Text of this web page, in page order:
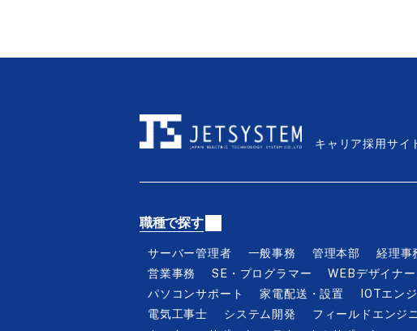
こだわり条件から探す
職種未経験歓迎
学歴不問
採用予定人数5名以上
障がい者積極採用
賞与年2回 夏期・冬期
キャリア採用サイ
職種で探す
サーバー管理者 一般事務 管理本部 経理事
営業事務
SE・プログラマー
WEBデザイナ
パソコンサポート
家電配送・設置 IOTエン
電気工事士
システム開発 フィールドエンジ